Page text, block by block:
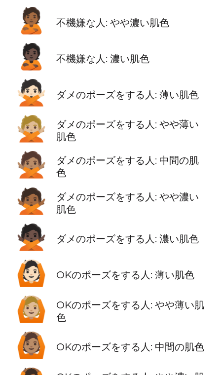
🙎🏾 不機嫌な人: やや濃い肌色
🙎🏿 不機嫌な人: 濃い肌色
🙅🏻 ダメのポーズをする人: 薄い肌色
🙅🏼
ダメのポーズをする人: やや薄い
肌色
🙅🏽
ダメのポーズをする人: 中間の肌
色
🙅🏾
ダメのポーズをする人: やや濃い
肌色
🙅🏿 ダメのポーズをする人: 濃い肌色
🙆🏻 OKのポーズをする人: 薄い肌色
🙆🏼
OKのポーズをする人: やや薄い肌
色
🙆🏽 OKのポーズをする人: 中間の肌色